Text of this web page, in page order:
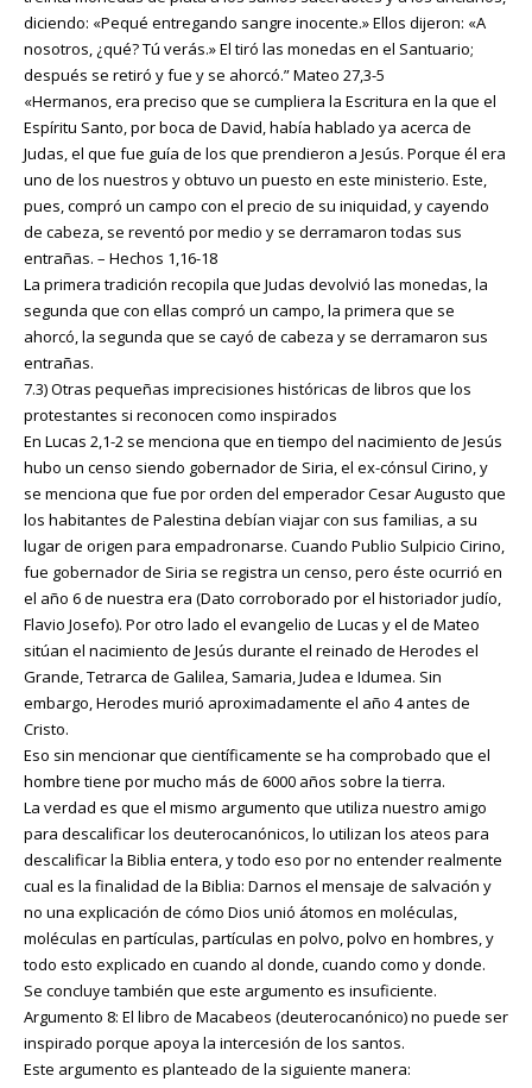
diciendo: «Pequé entregando sangre inocente.» Ellos dijeron: «A
nosotros, ¿qué? Tú verás.» El tiró las monedas en el Santuario;
después se retiró y fue y se ahorcó.” Mateo 27,3-5
«Hermanos, era preciso que se cumpliera la Escritura en la que el
Espíritu Santo, por boca de David, había hablado ya acerca de
Judas, el que fue guía de los que prendieron a Jesús. Porque él era
uno de los nuestros y obtuvo un puesto en este ministerio. Este,
pues, compró un campo con el precio de su iniquidad, y cayendo
de cabeza, se reventó por medio y se derramaron todas sus
entrañas. – Hechos 1,16-18
La primera tradición recopila que Judas devolvió las monedas, la
segunda que con ellas compró un campo, la primera que se
ahorcó, la segunda que se cayó de cabeza y se derramaron sus
entrañas.
7.3) Otras pequeñas imprecisiones históricas de libros que los
protestantes si reconocen como inspirados
En Lucas 2,1-2 se menciona que en tiempo del nacimiento de Jesús
hubo un censo siendo gobernador de Siria, el ex-cónsul Cirino, y
se menciona que fue por orden del emperador Cesar Augusto que
los habitantes de Palestina debían viajar con sus familias, a su
lugar de origen para empadronarse. Cuando Publio Sulpicio Cirino,
fue gobernador de Siria se registra un censo, pero éste ocurrió en
el año 6 de nuestra era (Dato corroborado por el historiador judío,
Flavio Josefo). Por otro lado el evangelio de Lucas y el de Mateo
sitúan el nacimiento de Jesús durante el reinado de Herodes el
Grande, Tetrarca de Galilea, Samaria, Judea e Idumea. Sin
embargo, Herodes murió aproximadamente el año 4 antes de
Cristo.
Eso sin mencionar que científicamente se ha comprobado que el
hombre tiene por mucho más de 6000 años sobre la tierra.
La verdad es que el mismo argumento que utiliza nuestro amigo
para descalificar los deuterocanónicos, lo utilizan los ateos para
descalificar la Biblia entera, y todo eso por no entender realmente
cual es la finalidad de la Biblia: Darnos el mensaje de salvación y
no una explicación de cómo Dios unió átomos en moléculas,
moléculas en partículas, partículas en polvo, polvo en hombres, y
todo esto explicado en cuando al donde, cuando como y donde.
Se concluye también que este argumento es insuficiente.
Argumento 8: El libro de Macabeos (deuterocanónico) no puede ser
inspirado porque apoya la intercesión de los santos.
Este argumento es planteado de la siguiente manera: